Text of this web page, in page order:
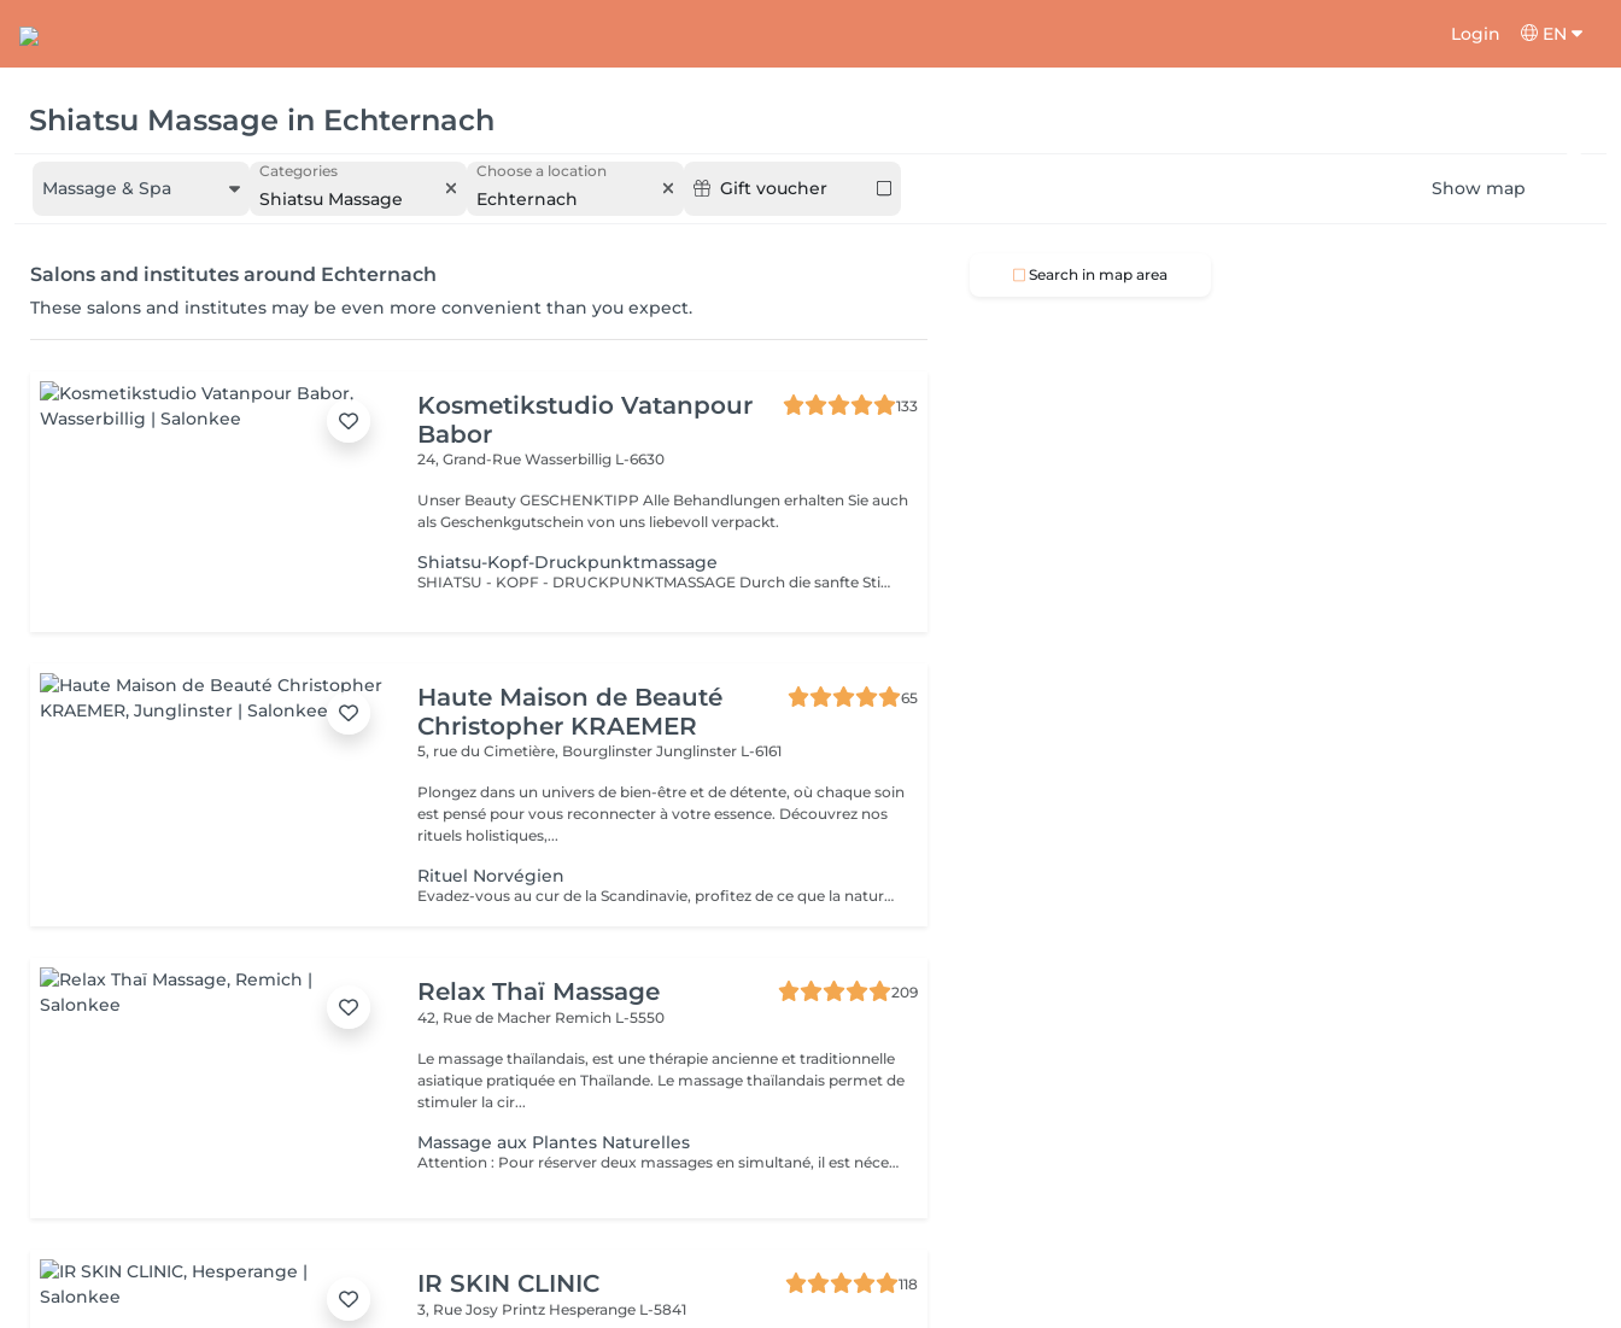
Login EN
Shiatsu Massage in Echternach
Massage & Spa
Categories
Shiatsu Massage
Choose a location
Echternach Gift voucher Show map
Salons and institutes around Echternach
These salons and institutes may be even more convenient than you expect.
Kosmetikstudio Vatanpour
Babor
133
24, Grand-RueWasserbillig L-6630
Unser Beauty GESCHENKTIPP Alle Behandlungen erhalten Sie auch
als Geschenkgutschein von uns liebevoll verpackt.
Shiatsu-Kopf-Druckpunktmassage
SHIATSU - KOPF - DRUCKPUNKTMASSAGE Durch die sanfte Stimulation bestimmter Druckpunkte und Energiebahnen werden Blockaden gelöst und der Energiefluss im Körper wiederhergestellt.
Haute Maison de Beauté
Christopher KRAEMER
65
5, rue du Cimetière, BourglinsterJunglinster L-6161
Plongez dans un univers de bien-être et de détente, où chaque soin
est pensé pour vous reconnecter à votre essence. Découvrez nos
rituels holistiques,...
Rituel Norvégien
Evadez-vous au cur de la Scandinavie, profitez de ce que la nature a, à vous offrir Une parenthèse végétale très inspirante pour déconnecter et se reconnecter Véritable moment de relaxation complète. Sauna infrarouge, Massage shiatsu, bol d'air jacquier, douche. Onction du huiles précieuses, hammam crânien et facial, bains rythmés avec méditation guidée, exercices de sophrologie, shampooing, pose de masque et massage crânien, rituel de la cascade, rinçage à l'infusion de plantes et pulvérisation d'hydrolats qui clôturent le soin. Ne comprend pas le séchage des cheveux.
Relax Thaï Massage
209
42, Rue de Macher Remich L-5550
Le massage thaïlandais, est une thérapie ancienne et traditionnelle
asiatique pratiquée en Thaïlande. Le massage thaïlandais permet de
stimuler la cir...
Massage aux Plantes Naturelles
Attention : Pour réserver deux massages en simultané, il est nécessaire de procéder à deux réservations séparées. Ajouter deux services dans une seule réservation entraînera la programmation des rendez-vous l'un après l'autre, et non en même temps. Si besoin, vous pouvez également nous contacter par téléphone au 691 603 983. Merci !
IR SKIN CLINIC
118
3, Rue Josy Printz Hesperange L-5841
Search in map area